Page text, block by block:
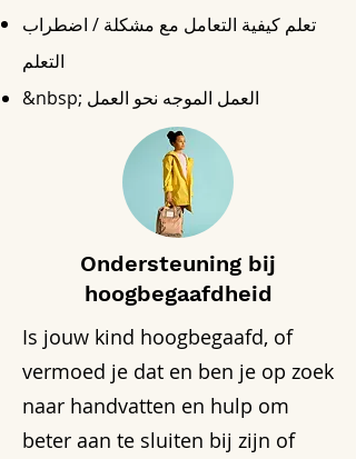
تعلم كيفية التعامل مع مشكلة / اضطراب
التعلم
&nbsp; العمل الموجه نحو العمل
Ondersteuning bij
hoogbegaafdheid
Is jouw kind hoogbegaafd, of
vermoed je dat en ben je op zoek
naar handvatten en hulp om
beter aan te sluiten bij zijn of